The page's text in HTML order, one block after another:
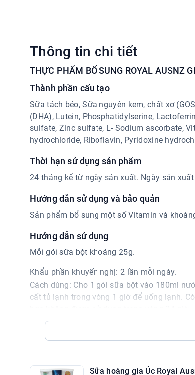
Thông tin chi tiết
THỰC PHẨM BỔ SUNG ROYAL AUSNZ
Thành phần cấu tạo
Sữa tách béo, Sữa nguyên kem, chất xơ
(DHA), Lutein, Phosphatidylserine,
sulfate, Zinc sulfate, L- Sodium ascorbate,
hydrochloride, Riboflavin, Pyridoxine
Thời hạn sử dụng sản phẩm
24 tháng kể từ ngày sản xuất. Ngày sản
Hướng dẫn sử dụng và bảo quản
Sản phẩm bổ sung một số Vitamin và
Hướng dẫn sử dụng
Mỗi gói sữa bột khoảng 25g.
Khẩu phần khuyến nghị: 2 lần mỗi ngày.
Cách dùng: Cho 1 gói sữa bột vào 180ml
cất tủ lạnh trong vòng 1 giờ để uống lạnh.
Bảo quản
Bảo quản nơi khô mát tránh ánh nắng trực
dụng. Sử dụng trong vòng 4 tuần sau khi mở.
Sữa hoàng gia Úc Royal